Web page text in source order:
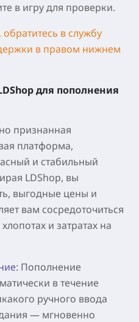
в игру для проверки.
в службу
в правом нижнем
для пополнения
признанная
платформа,
и стабильный
LDShop, вы
выгодные цены и
вам сосредоточиться
и затратах на
: Пополнение
в течение
ручного ввода
— мгновенно